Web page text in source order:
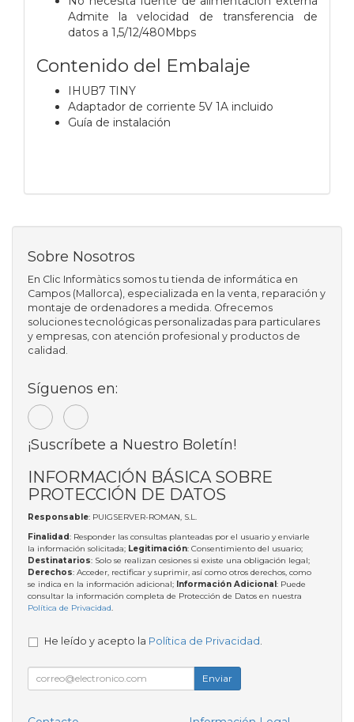
Admite la velocidad de transferencia de
datos a 1,5/12/480Mbps
Contenido del Embalaje
IHUB7 TINY
Adaptador de corriente 5V 1A incluido
Guía de instalación
Sobre Nosotros
En Clic Informàtics somos tu tienda de informática en
Campos (Mallorca), especializada en la venta, reparación y
montaje de ordenadores a medida. Ofrecemos
soluciones tecnológicas personalizadas para particulares
y empresas, con atención profesional y productos de
calidad.
Síguenos en:
¡Suscríbete a Nuestro Boletín!
INFORMACIÓN BÁSICA SOBRE
PROTECCIÓN DE DATOS
Responsable: PUIGSERVER-ROMAN, S.L.
Finalidad: Responder las consultas planteadas por el usuario y enviarle
la información solicitada; Legitimación: Consentimiento del usuario;
Destinatarios: Solo se realizan cesiones si existe una obligación legal;
Derechos: Acceder, rectificar y suprimir, así como otros derechos, como
se indica en la información adicional; Información Adicional: Puede
consultar la información completa de Protección de Datos en nuestra
Política de Privacidad.
He leído y acepto la Política de Privacidad
Enviar